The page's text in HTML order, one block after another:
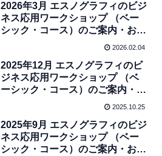
2026年3月 エスノグラフィのビジ
ネス応用ワークショップ （ベー
シック・コース）のご案内・お申
2026.02.04
2025年12月 エスノグラフィのビ
ジネス応用ワークショップ （ベ
ーシック・コース）のご案内・お
申し込み（終了しました）2025.10.25
2025年9月 エスノグラフィのビジ
ネス応用ワークショップ （ベー
シック・コース）のご案内・お申